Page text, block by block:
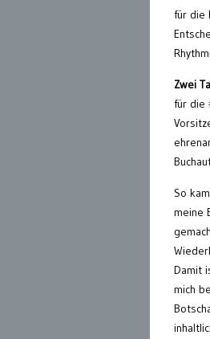
für die
Zwei
für die
So
meine
Damit
mich